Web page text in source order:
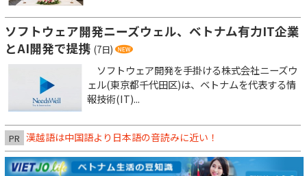
ソフトウェア開発ニーズウェル、ベトナム有力IT企業
とAI開発で提携 (7日)
ソフトウェア開発を手掛ける株式会社ニーズウ
ェル(東京都千代田区)は、ベトナムを代表する情
報技術(IT)...
PR 漢越語は中国語より日本語の音読みに近い！